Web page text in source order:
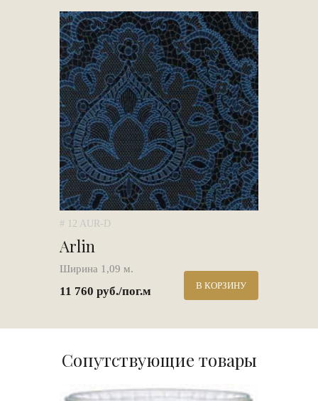
# 12 AUR-D
Arlin
Ширина 1,09 м.
11 760 руб./пог.м В КОРЗИНУ
Сопутствующие товары